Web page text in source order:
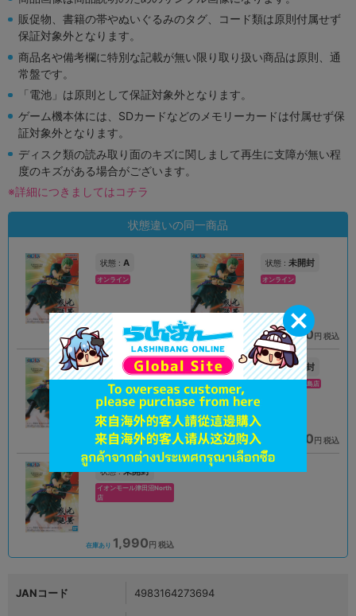
販促物、書籍の帯やぬいぐるみのタグ、コード類は原則付属せず
保証対象外となります。
商品名や備考欄に特別な記載が無い限り取り扱い商品は原則、通
常盤です。
「電池」は原則として保証対象外となります。
ゲーム機本体には、SDカードなどのメモリーカードは付属せず保
証対象外となります。
ディスク類の読み取り面のキズに関しまして再生に支障が無い程
度のキズがある場合がございます。
※詳細につきましてはコチラ
状態違いの同一商品
状態 : A
オンライン
品切状態 1,890 円 税込
状態 : 未開封
オンライン
在庫あり 1,980円 税込
状態 :未開封
アリオ倉敷店
在庫あり 1,690円 税込
状態 :未開封
イオンモール徳島店
在庫あり 1,890円 税込
状態 :未開封
イオンモール津田沼North
店
在庫あり 1,990円 税込
JANコード 4983164273694